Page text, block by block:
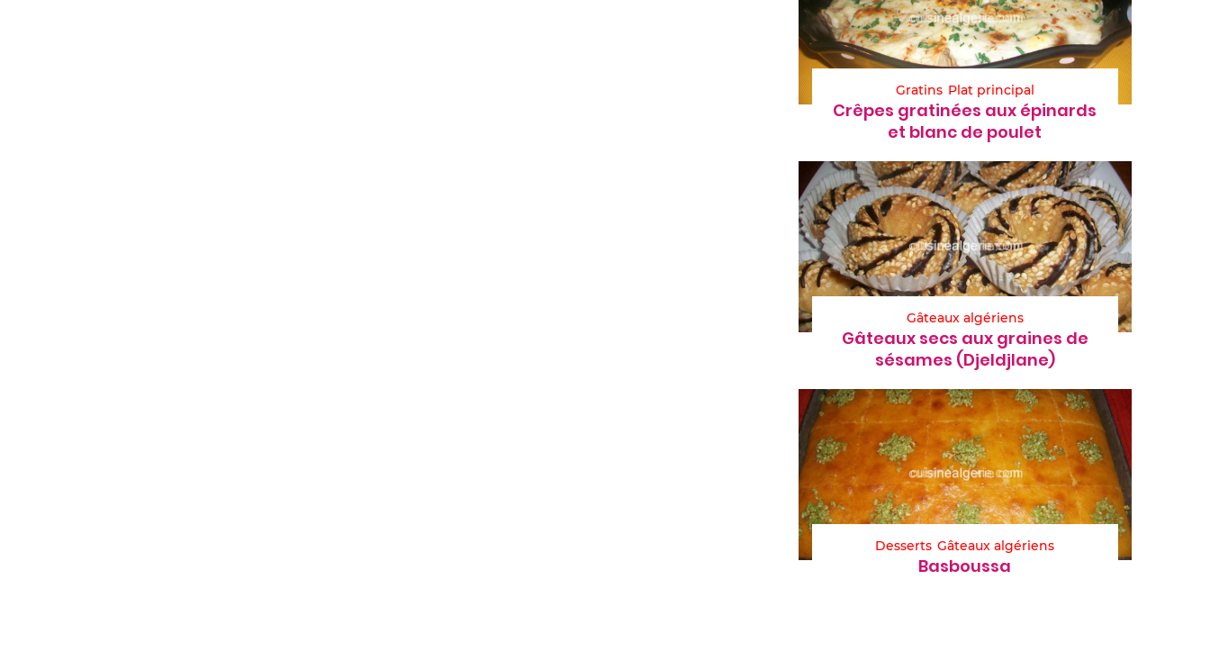
Gratins Plat principal
Crêpes gratinées aux épinards
et blanc de poulet
Gâteaux algériens
Gâteaux secs aux graines de
sésames (Djeldjlane)
Desserts Gâteaux algériens
Basboussa